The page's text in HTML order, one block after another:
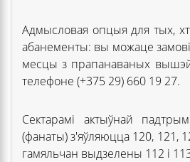
Адмысловая опцыя для тых,
абанементы: вы можаце
месцы з прапанаваных
телефоне (+375 29) 660 19 27.
Сектарамі актыўнай
(фанаты) з'яўляюцца 120, 121,
гамяльчан выдзелены 112 і